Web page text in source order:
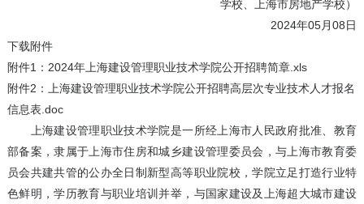
学校、上海市房地产学校）
2024年05月08日
下载附件
附件1：2024年上海建设管理职业技术学院公开招聘简章.xls
附件2：上海建设管理职业技术学院公开招聘高层次专业技术人才报名
信息表.doc
上海建设管理职业技术学院是一所经上海市人民政府批准、教育
部备案，隶属于上海市住房和城乡建设管理委员会，与上海市教育委
员会共建共管的公办全日制新型高等职业院校，学院立足打造行业特
色鲜明，学历教育与职业培训并举，与国家建设及上海超大城市建设